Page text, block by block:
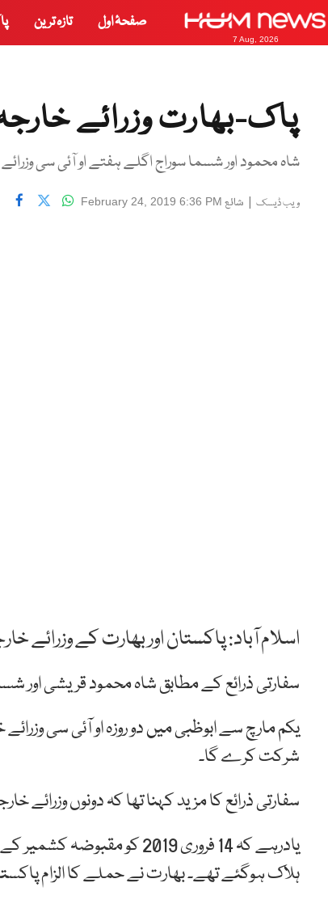
7 Aug, 2026
صفحۂ اول تازہ ترین
پاک-بھارت وزرائے
شاہ محمود اور شسما سوراج اگلے ہفتے او آئی سی
ویب ڈیسک | شائع February 24, 2019 6:36 PM
اسلام آباد: پاکستان اور بھارت کے وزرائے
سفارتی ذرائع کے مطابق شاہ محمود قریشی اور
یکم مارچ سے ابوظبی میں دو روزہ او آئی سی
شرکت کرے گا۔
سفارتی ذرائع کا مزید کہنا تھا کہ دونوں وزرائے
ہلاک ہوگئے تھے۔ بھارت نے حملے کا الزام